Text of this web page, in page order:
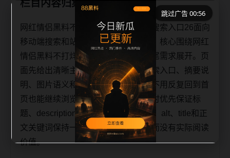
栏目内容归集
网红情侣黑料不打烊明星黑料移动端搜索入口26面向
移动端搜索和站内连续阅读场景整理，核心围绕网红
情侣黑料不打烊、明星黑料和相关长尾需求展开。页
面先给出清晰主题，再补充移动端搜索入口、摘要说
明、图片语义和可点击入口，让用户不用反复回到首
页也能继续浏览同类内容。每日更新时优先保证标
题、description、canonical、主题图、alt、title和正
文关键词保持一致，避免只替换词语而没有实际阅读
价值。
跳过广告 00:56